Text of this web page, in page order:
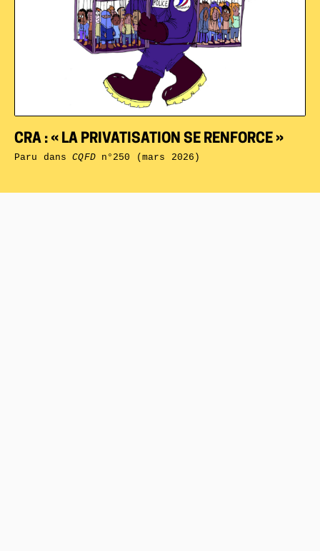
CRA : « LA PRIVATISATION SE RENFORCE »
Paru dansCQFDn°250 (mars 2026)